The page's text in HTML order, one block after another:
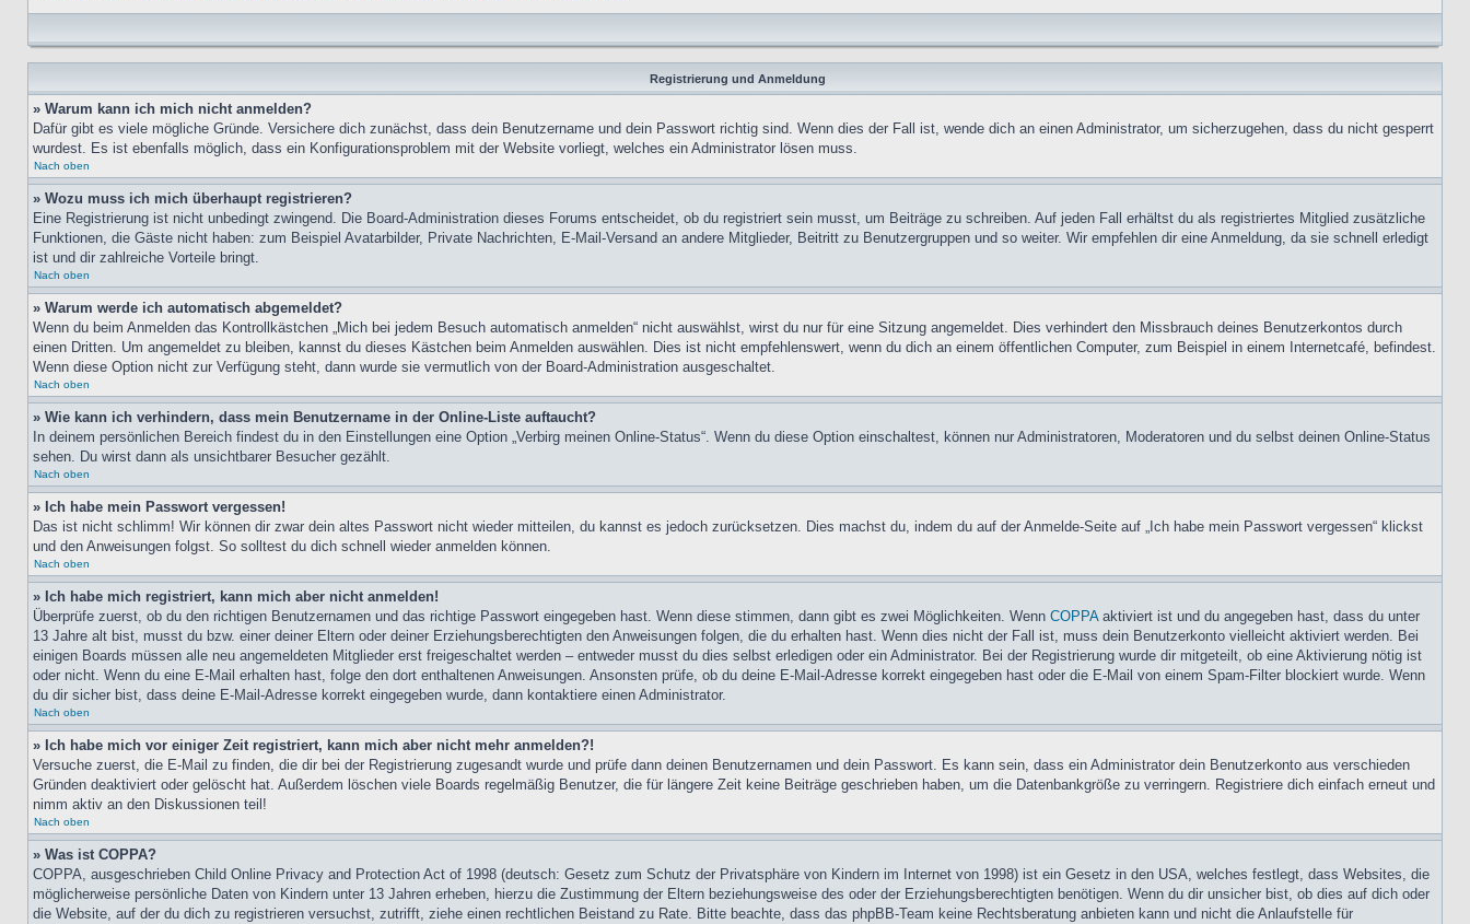
Registrierung und Anmeldung
» Warum kann ich mich nicht anmelden?
Dafür gibt es viele mögliche Gründe. Versichere dich zunächst, dass dein Benutzername und dein Passwort richtig sind. Wenn dies der Fall ist, wende dich an einen Administrator, um sicherzugehen, dass du nicht gesperrt
wurdest. Es ist ebenfalls möglich, dass ein Konfigurationsproblem mit der Website vorliegt, welches ein Administrator lösen muss.
Nach oben
» Wozu muss ich mich überhaupt registrieren?
Eine Registrierung ist nicht unbedingt zwingend. Die Board-Administration dieses Forums entscheidet, ob du registriert sein musst, um Beiträge zu schreiben. Auf jeden Fall erhältst du als registriertes Mitglied zusätzliche
Funktionen, die Gäste nicht haben: zum Beispiel Avatarbilder, Private Nachrichten, E-Mail-Versand an andere Mitglieder, Beitritt zu Benutzergruppen und so weiter. Wir empfehlen dir eine Anmeldung, da sie schnell erledigt
ist und dir zahlreiche Vorteile bringt.
Nach oben
» Warum werde ich automatisch abgemeldet?
Wenn du beim Anmelden das Kontrollkästchen „Mich bei jedem Besuch automatisch anmelden“ nicht auswählst, wirst du nur für eine Sitzung angemeldet. Dies verhindert den Missbrauch deines Benutzerkontos durch
einen Dritten. Um angemeldet zu bleiben, kannst du dieses Kästchen beim Anmelden auswählen. Dies ist nicht empfehlenswert, wenn du dich an einem öffentlichen Computer, zum Beispiel in einem Internetcafé, befindest.
Wenn diese Option nicht zur Verfügung steht, dann wurde sie vermutlich von der Board-Administration ausgeschaltet.
Nach oben
» Wie kann ich verhindern, dass mein Benutzername in der Online-Liste auftaucht?
In deinem persönlichen Bereich findest du in den Einstellungen eine Option „Verbirg meinen Online-Status“. Wenn du diese Option einschaltest, können nur Administratoren, Moderatoren und du selbst deinen Online-Status
sehen. Du wirst dann als unsichtbarer Besucher gezählt.
Nach oben
» Ich habe mein Passwort vergessen!
Das ist nicht schlimm! Wir können dir zwar dein altes Passwort nicht wieder mitteilen, du kannst es jedoch zurücksetzen. Dies machst du, indem du auf der Anmelde-Seite auf „Ich habe mein Passwort vergessen“ klickst
und den Anweisungen folgst. So solltest du dich schnell wieder anmelden können.
Nach oben
» Ich habe mich registriert, kann mich aber nicht anmelden!
Überprüfe zuerst, ob du den richtigen Benutzernamen und das richtige Passwort eingegeben hast. Wenn diese stimmen, dann gibt es zwei Möglichkeiten. Wenn COPPAaktiviert ist und du angegeben hast, dass du unter
13 Jahre alt bist, musst du bzw. einer deiner Eltern oder deiner Erziehungsberechtigten den Anweisungen folgen, die du erhalten hast. Wenn dies nicht der Fall ist, muss dein Benutzerkonto vielleicht aktiviert werden. Bei
einigen Boards müssen alle neu angemeldeten Mitglieder erst freigeschaltet werden – entweder musst du dies selbst erledigen oder ein Administrator. Bei der Registrierung wurde dir mitgeteilt, ob eine Aktivierung nötig ist
oder nicht. Wenn du eine E-Mail erhalten hast, folge den dort enthaltenen Anweisungen. Ansonsten prüfe, ob du deine E-Mail-Adresse korrekt eingegeben hast oder die E-Mail von einem Spam-Filter blockiert wurde. Wenn
du dir sicher bist, dass deine E-Mail-Adresse korrekt eingegeben wurde, dann kontaktiere einen Administrator.
Nach oben
» Ich habe mich vor einiger Zeit registriert, kann mich aber nicht mehr anmelden?!
Versuche zuerst, die E-Mail zu finden, die dir bei der Registrierung zugesandt wurde und prüfe dann deinen Benutzernamen und dein Passwort. Es kann sein, dass ein Administrator dein Benutzerkonto aus verschieden
Gründen deaktiviert oder gelöscht hat. Außerdem löschen viele Boards regelmäßig Benutzer, die für längere Zeit keine Beiträge geschrieben haben, um die Datenbankgröße zu verringern. Registriere dich einfach erneut und
nimm aktiv an den Diskussionen teil!
Nach oben
» Was ist COPPA?
COPPA, ausgeschrieben Child Online Privacy and Protection Act of 1998 (deutsch: Gesetz zum Schutz der Privatsphäre von Kindern im Internet von 1998) ist ein Gesetz in den USA, welches festlegt, dass Websites, die
möglicherweise persönliche Daten von Kindern unter 13 Jahren erheben, hierzu die Zustimmung der Eltern beziehungsweise des oder der Erziehungsberechtigten benötigen. Wenn du dir unsicher bist, ob dies auf dich oder
die Website, auf der du dich zu registrieren versuchst, zutrifft, ziehe einen rechtlichen Beistand zu Rate. Bitte beachte, dass das phpBB-Team keine Rechtsberatung anbieten kann und nicht die Anlaufstelle für